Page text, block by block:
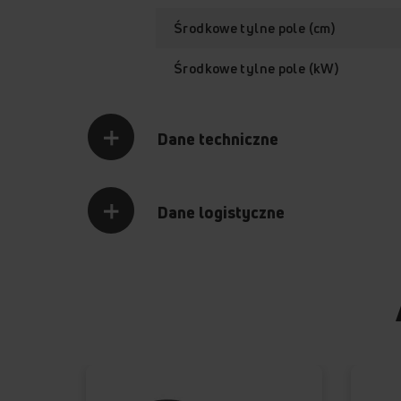
Środkowe tylne pole (cm)
Środkowe tylne pole (kW)
Dane techniczne
Dane logistyczne